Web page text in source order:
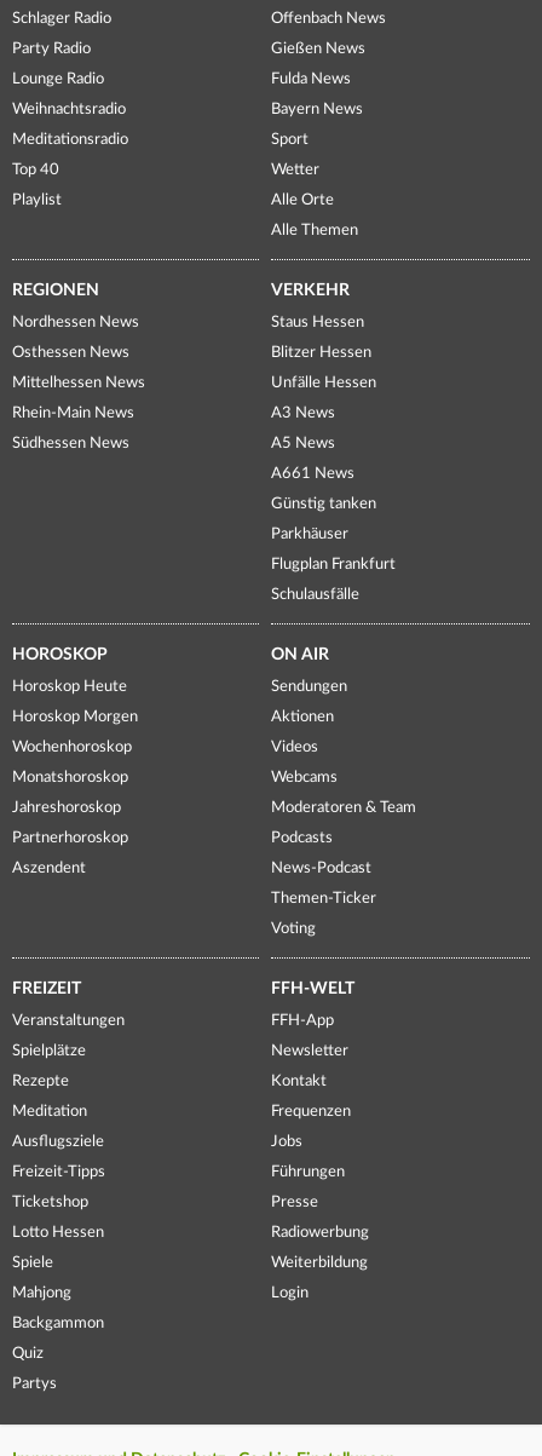
Schlager Radio
Party Radio
Lounge Radio
Weihnachtsradio
Meditationsradio
Top 40
Playlist
Offenbach News
Gießen News
Fulda News
Bayern News
Sport
Wetter
Alle Orte
Alle Themen
REGIONEN
Nordhessen News
Osthessen News
Mittelhessen News
Rhein-Main News
Südhessen News
VERKEHR
Staus Hessen
Blitzer Hessen
Unfälle Hessen
A3 News
A5 News
A661 News
Günstig tanken
Parkhäuser
Flugplan Frankfurt
Schulausfälle
HOROSKOP
Horoskop Heute
Horoskop Morgen
Wochenhoroskop
Monatshoroskop
Jahreshoroskop
Partnerhoroskop
Aszendent
ON AIR
Sendungen
Aktionen
Videos
Webcams
Moderatoren & Team
Podcasts
News-Podcast
Themen-Ticker
Voting
FREIZEIT
Veranstaltungen
Spielplätze
Rezepte
Meditation
Ausflugsziele
Freizeit-Tipps
Ticketshop
Lotto Hessen
Spiele
Mahjong
Backgammon
Quiz
Partys
FFH-WELT
FFH-App
Newsletter
Kontakt
Frequenzen
Jobs
Führungen
Presse
Radiowerbung
Weiterbildung
Login